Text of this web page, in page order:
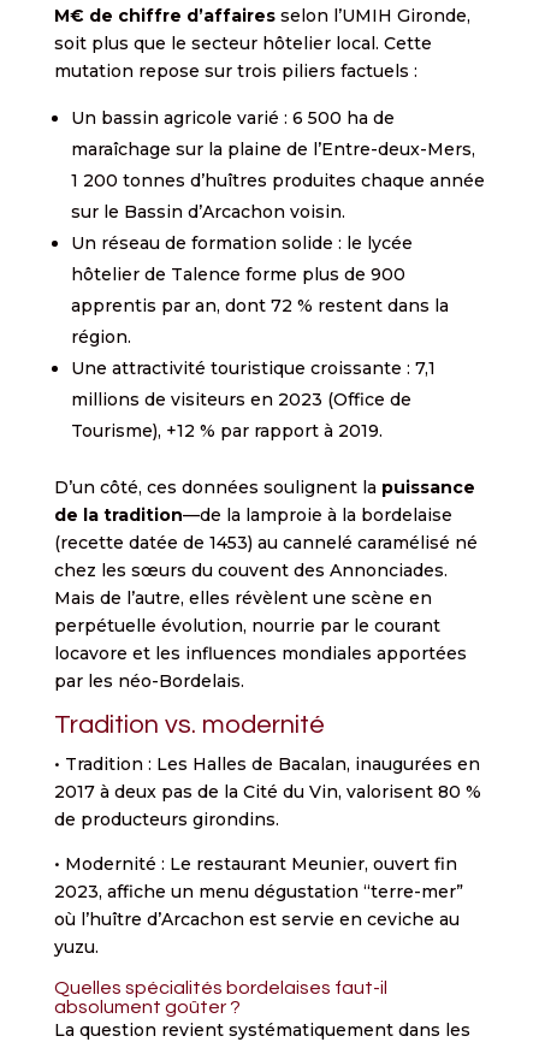
M€ de chiffre d’affairesselon l’UMIH Gironde,
soit plus que le secteur hôtelier local. Cette
mutation repose sur trois piliers factuels :
Un bassin agricole varié : 6 500 ha de
maraîchage sur la plaine de l’Entre-deux-Mers,
1 200 tonnes d’huîtres produites chaque année
sur le Bassin d’Arcachon voisin.
Un réseau de formation solide : le lycée
hôtelier de Talence forme plus de 900
apprentis par an, dont 72 % restent dans la
région.
Une attractivité touristique croissante : 7,1
millions de visiteurs en 2023 (Office de
Tourisme), +12 % par rapport à 2019.
D’un côté, ces données soulignent la puissance
de la tradition—de la lamproie à la bordelaise
(recette datée de 1453) au cannelé caramélisé né
chez les sœurs du couvent des Annonciades.
Mais de l’autre, elles révèlent une scène en
perpétuelle évolution, nourrie par le courant
locavore et les influences mondiales apportées
par les néo-Bordelais.
Tradition vs. modernité
• Tradition : Les Halles de Bacalan, inaugurées en
2017 à deux pas de la Cité du Vin, valorisent 80 %
de producteurs girondins.
• Modernité : Le restaurant Meunier, ouvert fin
2023, affiche un menu dégustation “terre-mer”
où l’huître d’Arcachon est servie en ceviche au
yuzu.
Quelles spécialités bordelaises faut-il
absolument goûter ?
La question revient systématiquement dans les